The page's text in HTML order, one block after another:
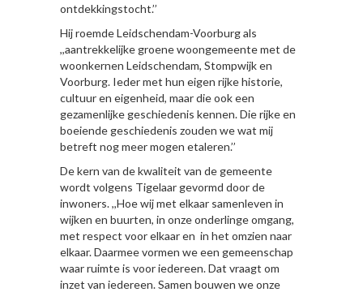
ontdekkingstocht.’’
Hij roemde Leidschendam-Voorburg als
,,aantrekkelijke groene woongemeente met de
woonkernen Leidschendam, Stompwijk en
Voorburg. Ieder met hun eigen rijke historie,
cultuur en eigenheid, maar die ook een
gezamenlijke geschiedenis kennen. Die rijke en
boeiende geschiedenis zouden we wat mij
betreft nog meer mogen etaleren.’’
De kern van de kwaliteit van de gemeente
wordt volgens Tigelaar gevormd door de
inwoners. ,,Hoe wij met elkaar samenleven in
wijken en buurten, in onze onderlinge omgang,
met respect voor elkaar en in het omzien naar
elkaar. Daarmee vormen we een gemeenschap
waar ruimte is voor iedereen. Dat vraagt om
inzet van iedereen. Samen bouwen we onze